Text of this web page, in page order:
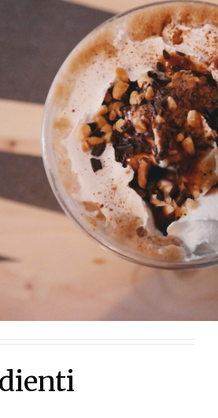
Ricette Piatti unici
Ricette Pesce
Video Ricette
Ricette per Ingrediente